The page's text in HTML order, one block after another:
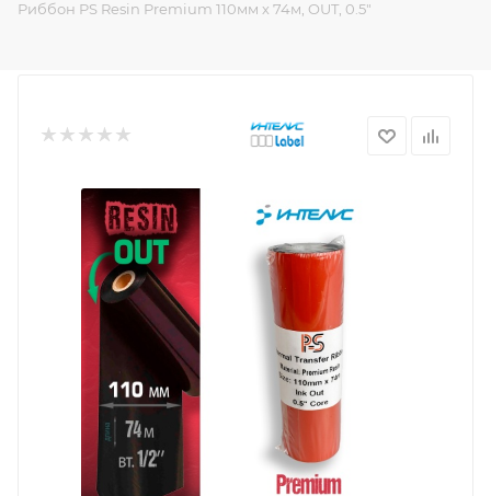
Риббон PS Resin Premium 110мм х 74м, OUT, 0.5"